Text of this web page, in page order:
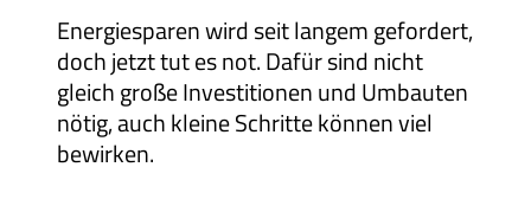
Energiesparen wird seit langem gefordert,
doch jetzt tut es not. Dafür sind nicht
gleich große Investitionen und Umbauten
nötig, auch kleine Schritte können viel
bewirken.